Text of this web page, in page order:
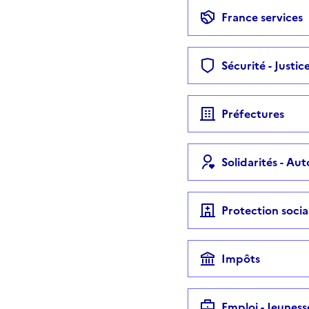
France services
Sécurité -
Préfectures
Solidarités -
Protection
Impôts